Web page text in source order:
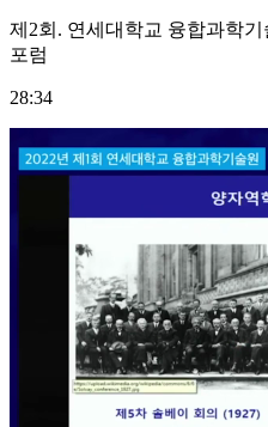
제2회. 연세대학교 융합과학
포럼
28:34